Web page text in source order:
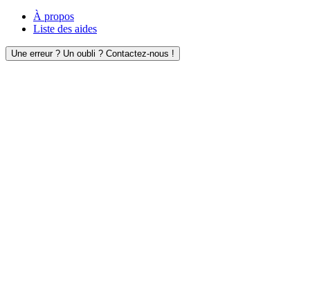
À propos
Liste des aides
Une erreur ? Un oubli ? Contactez-nous !